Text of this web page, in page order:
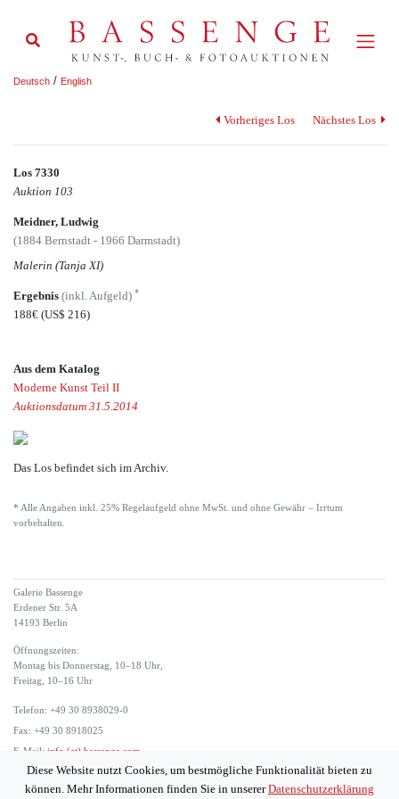
Deutsch / English
Vorheriges Los Nächstes Los
Los 7330
Auktion 103
Meidner, Ludwig
(1884 Bernstadt - 1966 Darmstadt)
Malerin (Tanja XI)
Ergebnis (inkl. Aufgeld) *
188€ (US$ 216)
Aus dem Katalog
Moderne Kunst Teil II
Auktionsdatum 31.5.2014
Das Los befindet sich im Archiv.
* Alle Angaben inkl. 25% Regelaufgeld ohne MwSt. und ohne Gewähr – Irrtum
vorbehalten.
Galerie Bassenge
Erdener Str. 5A
14193 Berlin
Öffnungszeiten:
Montag bis Donnerstag, 10–18 Uhr,
Freitag, 10–16 Uhr
Telefon: +49 30 8938029-0
Fax: +49 30 8918025
E-Mail: info (at) bassenge.com
Diese Website nutzt Cookies, um bestmögliche Funktionalität bieten zu
können. Mehr Informationen finden Sie in unsererDatenschutzerklärung